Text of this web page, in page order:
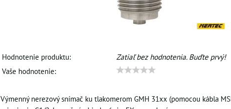
Hodnotenie produktu:
Zatiaľ bez hodnotenia. Buďte prvý!
Vaše hodnotenie:
Výmenný nerezový snímač ku tlakomerom GMH 31xx (pomocou kábla